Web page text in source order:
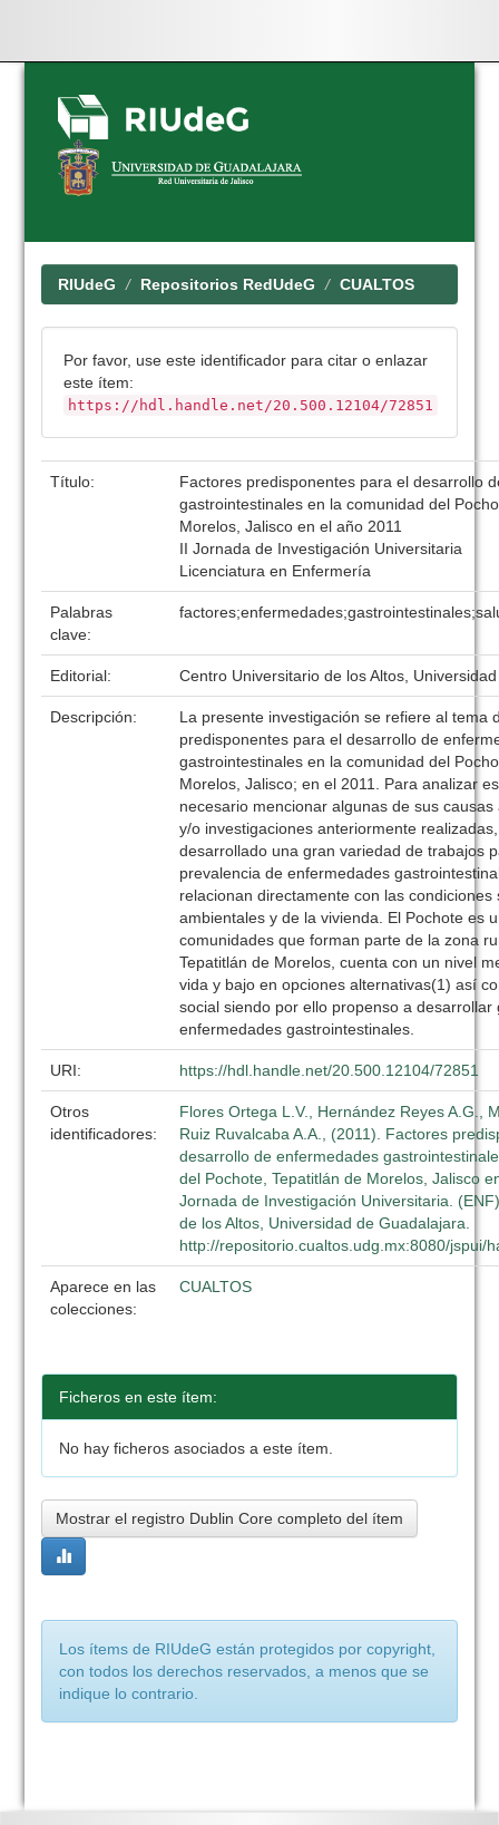
Skip
navigation
RIUdeG Repositorios RedUdeG CUALTOS
Por favor, use este identificador para citar o enlazar
este ítem:
https://hdl.handle.net/20.500.12104/72851
Título:
Factores predisponentes para el desarrollo
gastrointestinales en la comunidad del
Morelos, Jalisco en el año 2011
II Jornada de Investigación Universitaria
Licenciatura en Enfermería
Palabras
clave:
Editorial: Centro Universitario de los Altos,
Descripción:
La presente investigación se refiere al tema
predisponentes para el desarrollo de
gastrointestinales en la comunidad del
Morelos, Jalisco; en el 2011. Para analizar
necesario mencionar algunas de sus
y/o investigaciones anteriormente
desarrollado una gran variedad de trabajos
prevalencia de enfermedades
relacionan directamente con las condiciones
ambientales y de la vivienda. El Pochote es
comunidades que forman parte de la zona
Tepatitlán de Morelos, cuenta con un nivel
vida y bajo en opciones alternativas(1) así
social siendo por ello propenso a desarrollar
enfermedades gastrointestinales.
URI: https://hdl.handle.net/20.500.12104/72851
Otros
identificadores:
Flores Ortega L.V., Hernández Reyes A.G.,
Ruiz Ruvalcaba A.A., (2011). Factores
desarrollo de enfermedades
del Pochote, Tepatitlán de Morelos, Jalisco
Jornada de Investigación Universitaria.
de los Altos, Universidad de Guadalajara.
http://repositorio.cualtos.udg.mx:8080/jspui/
Aparece en las
colecciones:
CUALTOS
Ficheros en este ítem:
No hay ficheros asociados a este ítem.
Mostrar el registro Dublin Core completo del ítem
Los ítems de RIUdeG están protegidos por copyright,
con todos los derechos reservados, a menos que se
indique lo contrario.